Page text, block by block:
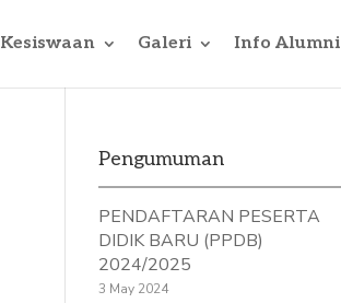
Kesiswaan Galeri Info Alumni
Pengumuman
PENDAFTARAN PESERTA
DIDIK BARU (PPDB)
2024/2025
3 May 2024